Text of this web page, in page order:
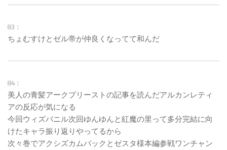
83：
ちょむすけとゼル帝が仲良くなってて和んだ
84：
美人の青髪アークプリーストの記事を読んだアルカンレティ
アの反応が気になる
今回ウィズバニル次回ゆんゆんと紅魔の里って多分完結に向
けたキャラ振り返りやってるから
次々巻でアクシズカムバックとゼスタ様本編参戦ワンチャン